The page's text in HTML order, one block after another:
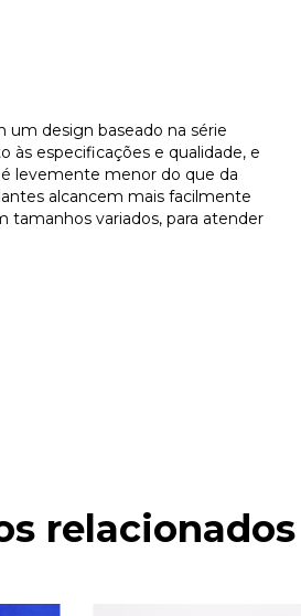
um design baseado na série
às especificações e qualidade, e
levemente menor do que da
alcancem mais facilmente
tamanhos variados, para atender
relacionados